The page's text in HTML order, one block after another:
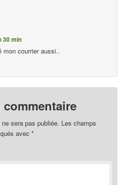
30 min
mon courrier aussi..
sera pas publiée. Les champs
avec*